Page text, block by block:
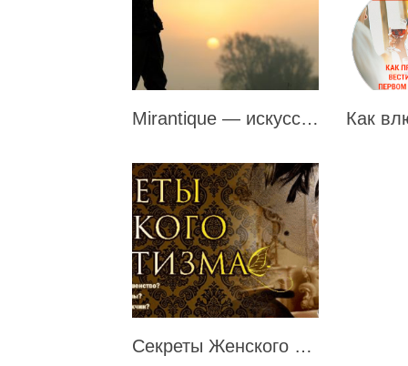
Mirantique — искусство быть охотником
Секреты Женского Магнетизма от Ирины Норны